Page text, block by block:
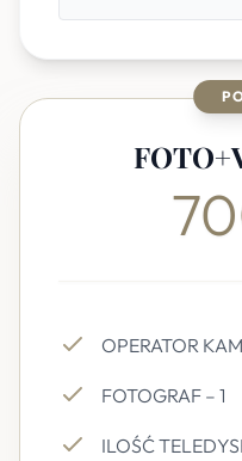
OPERATOR
FOTOGRAF – 1
ILOŚĆ